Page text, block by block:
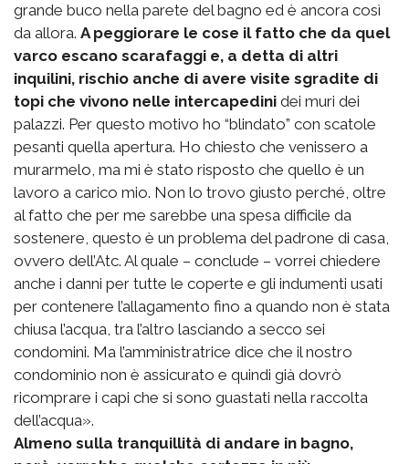
grande buco nella parete del bagno ed è ancora così
da allora. A peggiorare le cose il fatto che da quel
varco escano scarafaggi e, a detta di altri
inquilini, rischio anche di avere visite sgradite di
topi che vivono nelle intercapedini dei muri dei
palazzi. Per questo motivo ho “blindato” con scatole
pesanti quella apertura. Ho chiesto che venissero a
murarmelo, ma mi è stato risposto che quello è un
lavoro a carico mio. Non lo trovo giusto perché, oltre
al fatto che per me sarebbe una spesa difficile da
sostenere, questo è un problema del padrone di casa,
ovvero dell’Atc. Al quale – conclude – vorrei chiedere
anche i danni per tutte le coperte e gli indumenti usati
per contenere l’allagamento fino a quando non è stata
chiusa l’acqua, tra l’altro lasciando a secco sei
condomini. Ma l’amministratrice dice che il nostro
condominio non è assicurato e quindi già dovrò
ricomprare i capi che si sono guastati nella raccolta
dell’acqua».
Almeno sulla tranquillità di andare in bagno,